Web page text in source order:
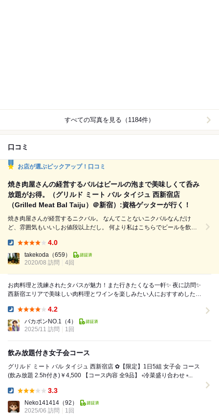
すべての写真を見る（1184件）
口コミ
お店が選ぶピックアップ！口コミ
焼き肉屋さんの経営するバルはビールの泡まで美味しくて呑み
放題がお得。（グリルド ミート バル タイジュ 西新宿店
（Grilled Meat Bal Taiju）＠新宿）:資格ゲッターが行く！
焼き肉屋さんが経営するニクバル。 なんてことないニクバルなんだけ
ど、雰囲気もいいしお値段以上だし。 何より私はこちらでビールを飲む
ローズガーデンの角で曲がります。 テラス席もあります。 店内はこんな
感じの雰囲気。 なかなかいい雰囲気です。 カウンター席が中心ですが奥
にはテーブル席も。 個人的にはキッチンを...
4.0
takekoda （659）
2020/08 訪問
4回
お肉料理と洗練されたタパスが魅力！また行きたくなる一軒✨ 夜に訪問✨
西新宿エリアで美味しい肉料理とワインを楽しみたい人におすすめしたい
4.2
バカポンNO.1 （4）
2025/11 訪問
1回
飲み放題付き女子会コース
グリルド ミート バル タイジュ 西新宿店 ︎✿【限定】1日5組 女子会 コース
(飲み放題 2.5h付き)￥4,500 【コース内容 全9品】 ▫冷菜盛り合わせ ▫...
3.3
Neko141414 （92）
2025/06 訪問
1回